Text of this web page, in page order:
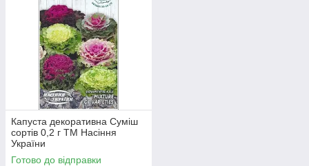
Капуста декоративна Суміш
сортів 0,2 г ТМ Насіння
України
Готово до відправки